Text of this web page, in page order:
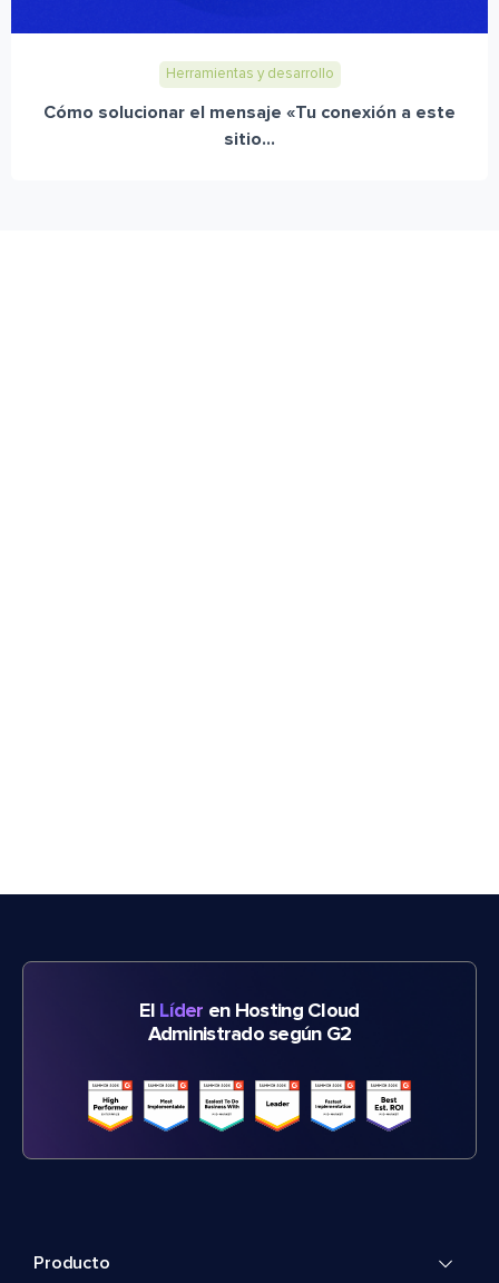
Herramientas y desarrollo
Cómo solucionar el mensaje «Tu conexión a este
sitio...
El Líder en Hosting Cloud
Administrado según G2
Producto